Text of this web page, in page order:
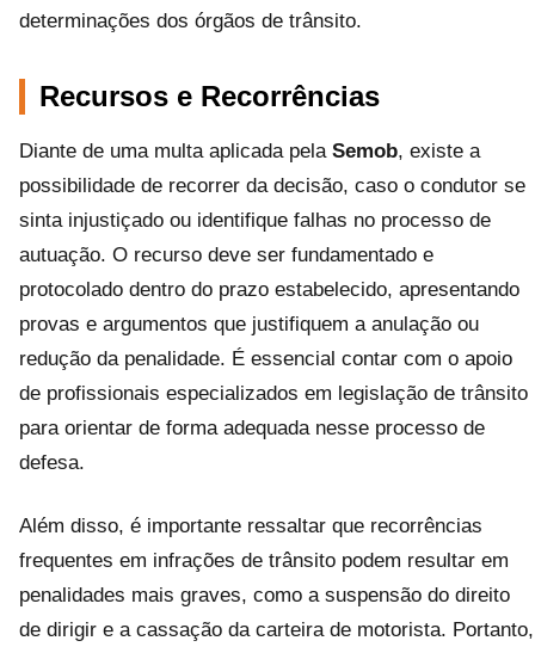
determinações dos órgãos de trânsito.
Recursos e Recorrências
Diante de uma multa aplicada pela Semob, existe a
possibilidade de recorrer da decisão, caso o condutor se
sinta injustiçado ou identifique falhas no processo de
autuação. O recurso deve ser fundamentado e
protocolado dentro do prazo estabelecido, apresentando
provas e argumentos que justifiquem a anulação ou
redução da penalidade. É essencial contar com o apoio
de profissionais especializados em legislação de trânsito
para orientar de forma adequada nesse processo de
defesa.
Além disso, é importante ressaltar que recorrências
frequentes em infrações de trânsito podem resultar em
penalidades mais graves, como a suspensão do direito
de dirigir e a cassação da carteira de motorista. Portanto,